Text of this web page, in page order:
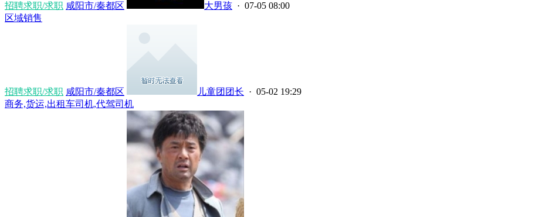
招聘求职/求职 咸阳市/秦都区 大男孩 · 07-05 08:00
区域销售
招聘求职/求职 咸阳市/秦都区 儿童团团长 · 05-02 19:29
商务,货运,出租车司机,代驾司机